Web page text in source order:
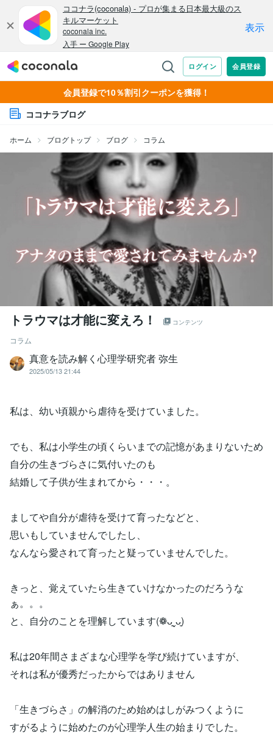
会員登録で10％割引クーポンを獲得！
ココナラブログ
ホーム ブログトップ ブログ コラム
トラウマは才能に変えろ！ コンテンツ
コラム
真意を読み解く心理学研究者 弥生
2025/05/13 21:44
私は、幼い頃親から虐待を受けていました。
でも、私は小学生の頃くらいまでの記憶があまりないため
自分の生きづらさに気付いたのも
結婚して子供が生まれてから・・・。
ましてや自分が虐待を受けて育ったなどと、
思いもしていませんでしたし、
なんなら愛されて育ったと疑っていませんでした。
きっと、覚えていたら生きていけなかったのだろうな
ぁ。。。
と、自分のことを理解しています(❁ᴗ͈ˬᴗ͈)
私は20年間さまざまな心理学を学び続けていますが、
それは私が優秀だったからではありません
「生きづらさ」の解消のため始めはしがみつくように
すがるように始めたのが心理学人生の始まりでした。